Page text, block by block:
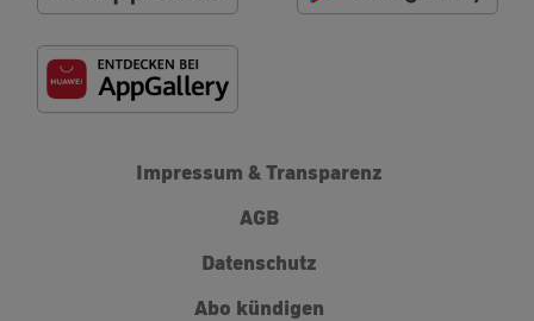
Impressum & Transparenz
AGB
Datenschutz
Abo kündigen